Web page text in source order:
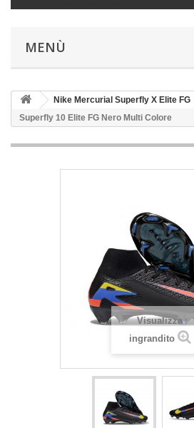
MENÙ
Nike Mercurial Superfly X Elite FG
Superfly 10 Elite FG Nero Multi Colore
Visualizza
ingrandito